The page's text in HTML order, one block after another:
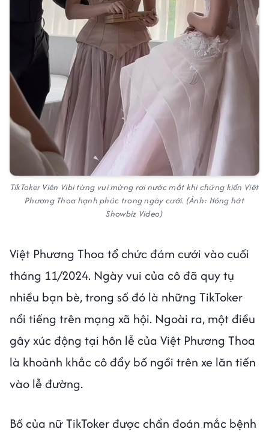
TikToker Viên Vibi từng vui mừng rơi nước mắt khi chứng kiến Việt
Phương Thoa hạnh phúc trong ngày cưới. (Ảnh: Hóng hớt
Showbiz Video)
Việt Phương Thoa tổ chức đám cưới vào cuối
tháng 11/2024. Ngày vui của cô đã quy tụ
nhiều bạn bè, trong số đó là những TikToker
nổi tiếng trên mạng xã hội. Ngoài ra, một điều
gây xúc động tại hôn lễ của Việt Phương Thoa
là khoảnh khắc cô đẩy bố ngồi trên xe lăn tiến
vào lễ đường.
Bố của nữ TikToker được chẩn đoán mắc bệnh